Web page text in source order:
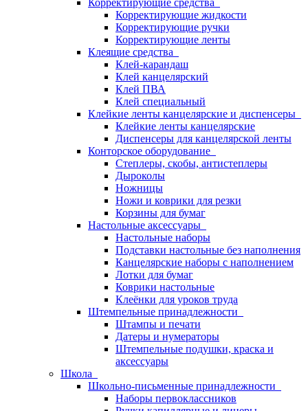
Корректирующие средства
Корректирующие жидкости
Корректирующие ручки
Корректирующие ленты
Клеящие средства
Клей-карандаш
Клей канцелярский
Клей ПВА
Клей специальный
Клейкие ленты канцелярские и диспенсеры
Клейкие ленты канцелярские
Диспенсеры для канцелярской ленты
Конторское оборудование
Степлеры, скобы, антистеплеры
Дыроколы
Ножницы
Ножи и коврики для резки
Корзины для бумаг
Настольные аксессуары
Настольные наборы
Подставки настольные без наполнения
Канцелярские наборы с наполнением
Лотки для бумаг
Коврики настольные
Клеёнки для уроков труда
Штемпельные принадлежности
Штампы и печати
Датеры и нумераторы
Штемпельные подушки, краска и
аксессуары
Школа
Школьно-письменные принадлежности
Наборы первоклассников